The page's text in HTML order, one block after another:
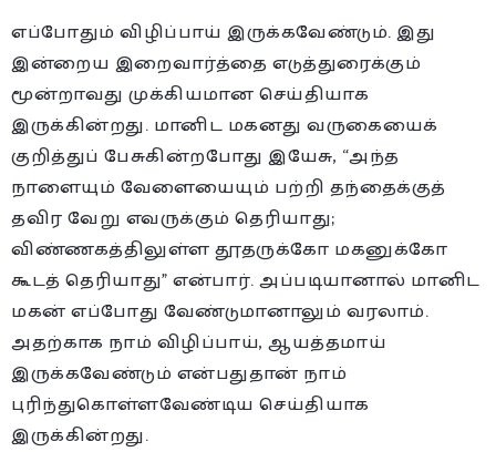
எப்போதும் விழிப்பாய் இருக்கவேண்டும். இது
இன்றைய இறைவார்த்தை எடுத்துரைக்கும்
மூன்றாவது முக்கியமான செய்தியாக
இருக்கின்றது. மானிட மகனது வருகையைக்
குறித்துப் பேசுகின்றபோது இயேசு, “அந்த
நாளையும் வேளையையும் பற்றி தந்தைக்குத்
தவிர வேறு எவருக்கும் தெரியாது;
விண்ணகத்திலுள்ள தூதருக்கோ மகனுக்கோ
கூடத் தெரியாது” என்பார். அப்படியானால் மானிட
மகன் எப்போது வேண்டுமானாலும் வரலாம்.
அதற்காக நாம் விழிப்பாய், ஆயத்தமாய்
இருக்கவேண்டும் என்பதுதான் நாம்
புரிந்துகொள்ளவேண்டிய செய்தியாக
இருக்கின்றது.